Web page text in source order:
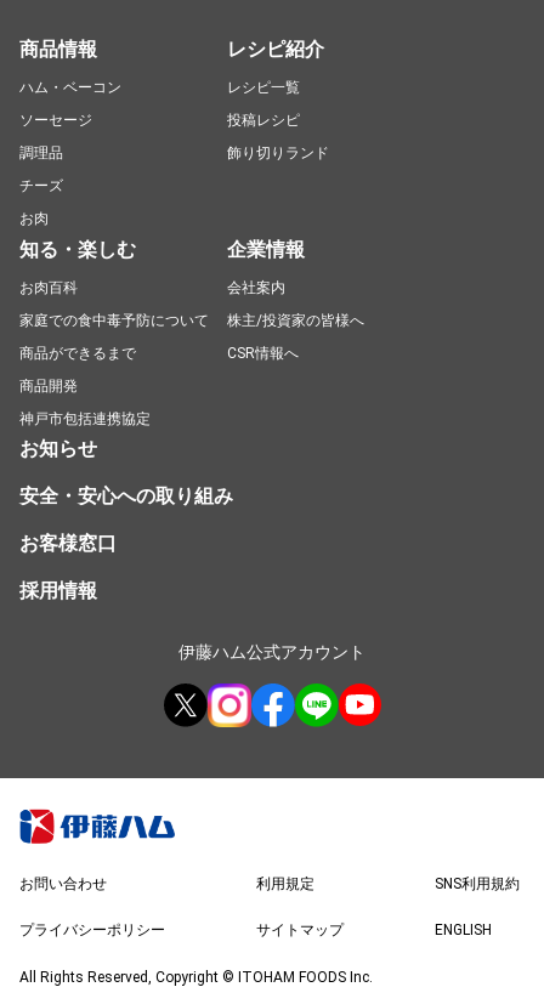
商品情報
ハム・ベーコン
ソーセージ
調理品
チーズ
お肉
レシピ紹介
レシピ一覧
投稿レシピ
飾り切りランド
知る・楽しむ
お肉百科
家庭での食中毒予防について
商品ができるまで
商品開発
神戸市包括連携協定
企業情報
会社案内
株主/投資家の皆様へ
CSR情報へ
お知らせ
安全・安心への取り組み
お客様窓口
採用情報
伊藤ハム公式アカウント
お問い合わせ 利用規定 SNS利用規約
プライバシーポリシー サイトマップ ENGLISH
All Rights Reserved, Copyright © ITOHAM FOODS Inc.